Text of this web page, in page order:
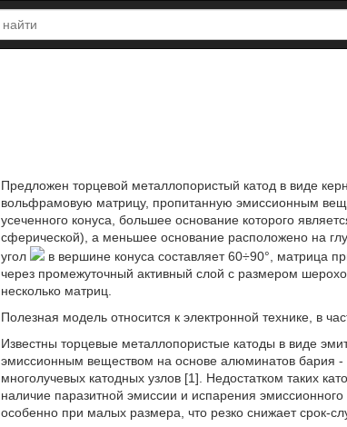
Предложен торцевой металлопористый катод в виде
вольфрамовую матрицу, пропитанную эмиссионным
усеченного конуса, большее основание которого
сферической), а меньшее основание расположено на
угол
в вершине конуса составляет 60÷90°, матрица
через промежуточный активный слой с размером
несколько матриц.
Полезная модель относится к электронной технике, в
Известны торцевые металлопористые катоды в виде
эмиссионным веществом на основе алюминатов бария
многолучевых катодных узлов [1]. Недостатком таких
наличие паразитной эмиссии и испарения
особенно при малых размера, что резко снижает срок-